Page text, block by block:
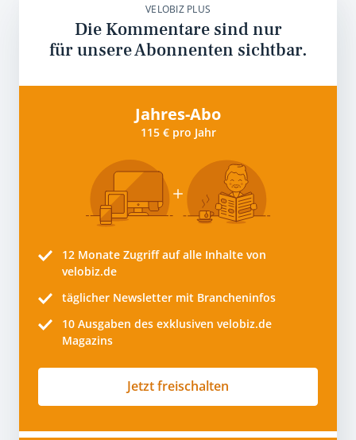
VELOBIZ PLUS
Die Kommentare sind nur
für unsere Abonnenten sichtbar.
Jahres-Abo
115 € pro Jahr
12 Monate Zugriff auf alle Inhalte von
velobiz.de
täglicher Newsletter mit Brancheninfos
10 Ausgaben des exklusiven velobiz.de
Magazins
Jetzt freischalten